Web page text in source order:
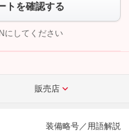
問い合わせを
トを確認する
にしてください
販売店
装備略号／用語解説